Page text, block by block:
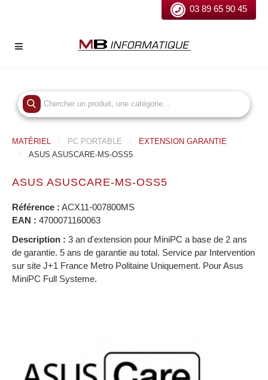
03 89 65 90 45
MATÉRIEL PC PORTABLE
EXTENSION GARANTIE
ASUS ASUSCARE-MS-OSS5
ASUS ASUSCARE-MS-OSS5
Référence : ACX11-007800MS
EAN : 4700071160063
Description : 3 an d'extension pour MiniPC a base de 2 ans
de garantie. 5 ans de garantie au total. Service par Intervention
sur site J+1 France Metro Politaine Uniquement. Pour Asus
MiniPC Full Systeme.